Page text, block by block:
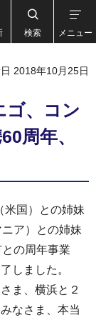
検索 メニュー
2018年10月25日
ゴ、コン
周年、
米国）との姉妹
ア）との姉妹
の周年事業
しました。
ま、横浜と２
なさま、本当